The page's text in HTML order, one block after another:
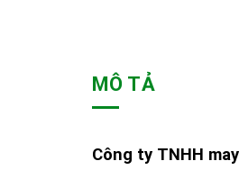
MÔ TẢ
Công ty TNHH